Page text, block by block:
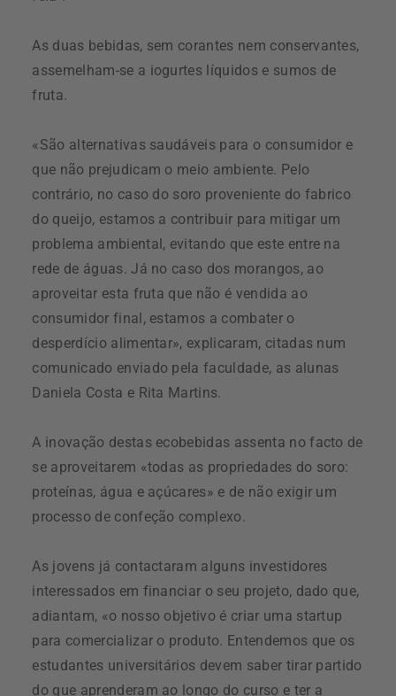
As duas bebidas, sem corantes nem conservantes,
assemelham-se a iogurtes líquidos e sumos de
fruta.
«São alternativas saudáveis para o consumidor e
que não prejudicam o meio ambiente. Pelo
contrário, no caso do soro proveniente do fabrico
do queijo, estamos a contribuir para mitigar um
problema ambiental, evitando que este entre na
rede de águas. Já no caso dos morangos, ao
aproveitar esta fruta que não é vendida ao
consumidor final, estamos a combater o
desperdício alimentar», explicaram, citadas num
comunicado enviado pela faculdade, as alunas
Daniela Costa e Rita Martins.
A inovação destas ecobebidas assenta no facto de
se aproveitarem «todas as propriedades do soro:
proteínas, água e açúcares» e de não exigir um
processo de confeção complexo.
As jovens já contactaram alguns investidores
interessados em financiar o seu projeto, dado que,
adiantam, «o nosso objetivo é criar uma startup
para comercializar o produto. Entendemos que os
estudantes universitários devem saber tirar partido
do que aprenderam ao longo do curso e ter a